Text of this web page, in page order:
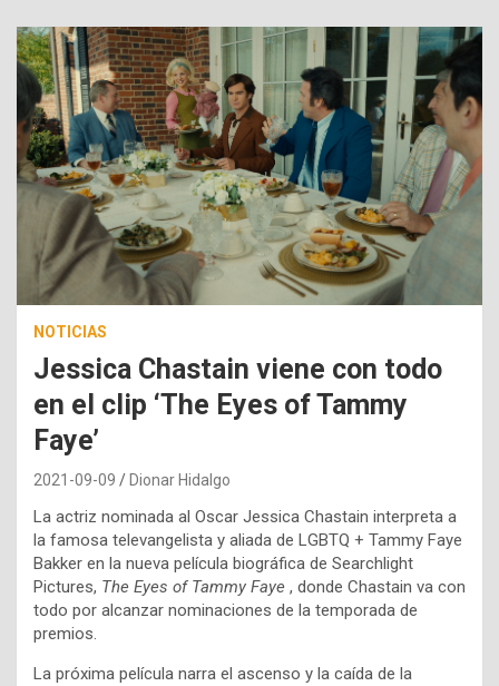
NOTICIAS
Jessica Chastain viene con todo
en el clip ‘The Eyes of Tammy
Faye’
2021-09-09 Dionar Hidalgo
La actriz nominada al Oscar Jessica Chastain interpreta a
la famosa televangelista y aliada de LGBTQ + Tammy Faye
Bakker en la nueva película biográfica de Searchlight
Pictures, The Eyes of Tammy Faye , donde Chastain va con
todo por alcanzar nominaciones de la temporada de
premios.
La próxima película narra el ascenso y la caída de la